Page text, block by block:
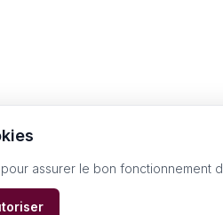
assurer le bon fonctionnement